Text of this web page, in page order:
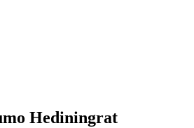
Hediningrat